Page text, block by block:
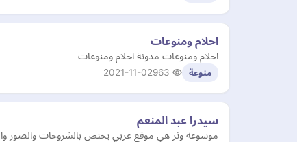
احلام ومنوعات
احلام ومنوعات مدونة احلام ومنوعات
منوعة 2021-11-02
سيدرا عبد المنعم
موسوعة وتر هي موقع عربي يختص بالشروحات والصور